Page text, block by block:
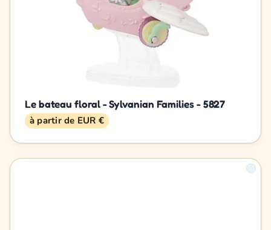
Le bateau floral - Sylvanian Families - 5827
à partir de EUR €